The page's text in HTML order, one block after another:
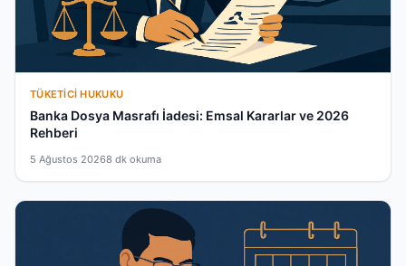
TÜKETICI HUKUKU
Banka Dosya Masrafı İadesi: Emsal Kararlar ve 2026
Rehberi
5 Ağustos 20268 dk okuma